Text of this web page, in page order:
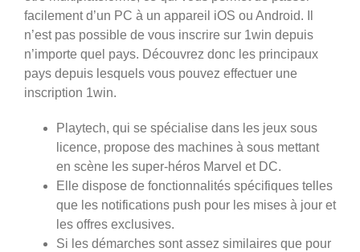
facilement d’un PC à un appareil iOS ou Android. Il
n’est pas possible de vous inscrire sur 1win depuis
n’importe quel pays. Découvrez donc les principaux
pays depuis lesquels vous pouvez effectuer une
inscription 1win.
Playtech, qui se spécialise dans les jeux sous
licence, propose des machines à sous mettant
en scène les super-héros Marvel et DC.
Elle dispose de fonctionnalités spécifiques telles
que les notifications push pour les mises à jour et
les offres exclusives.
Si les démarches sont assez similaires que pour